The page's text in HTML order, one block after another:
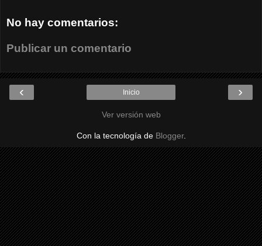
No hay comentarios:
Publicar un comentario
‹ ›
Inicio
Ver versión web
Con la tecnología de Blogger.